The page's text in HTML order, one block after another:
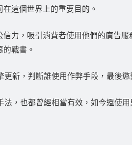
這個世界上的重要目的。
力，吸引消費者使用他們的廣告
戰書。
更新，判斷誰使用作弊手段，最後
法，也都曾經相當有效，如今還使